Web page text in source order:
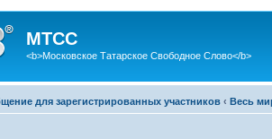
МТСС
<b>Московское Татарское Свободное Слово</b>
для зарегистрированных участников ‹ Весь